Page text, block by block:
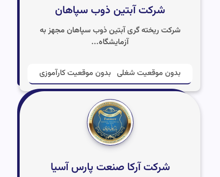
شرکت آبتین ذوب سپاهان
شرکت ریخته گری آبتین ذوب سپاهان مجهز به
آزمایشگاه...
بدون موقعیت شغلی بدون موقعیت کارآموزی
شرکت آرکا صنعت پارس آسیا